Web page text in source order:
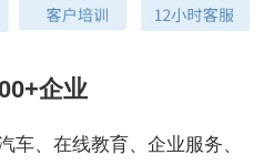
企业
车、在线教育、企业服务、